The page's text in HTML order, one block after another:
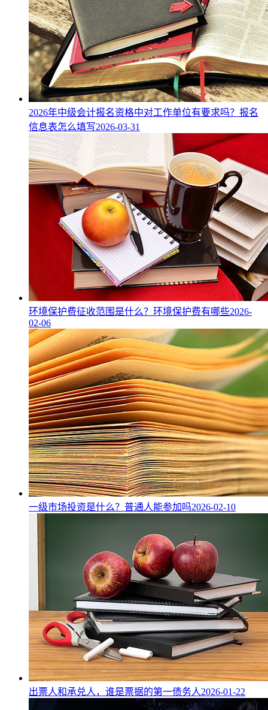
2026年中级会计报名资格中对工作单位有要求吗？报名
信息表怎么填写2026-03-31
环境保护费征收范围是什么？环境保护费有哪些2026-
02-06
一级市场投资是什么？普通人能参加吗2026-02-10
出票人和承兑人，谁是票据的第一债务人2026-01-22